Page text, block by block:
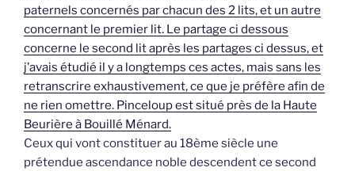
paternels concernés par chacun des 2 lits, et un autre
concernant le premier lit. Le partage ci dessous
concerne le second lit après les partages ci dessus, et
j’avais étudié il y a longtemps ces actes, mais sans les
retranscrire exhaustivement, ce que je préfère afin de
ne rien omettre. Pinceloup est situé près de la Haute
Beurière à Bouillé Ménard.
Ceux qui vont constituer au 18ème siècle une
prétendue ascendance noble descendent ce second